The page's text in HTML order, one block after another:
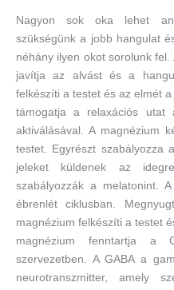
Nagyon sok oka lehet
szükségünk a jobb hangulat
néhány ilyen okot sorolunk
javítja az alvást és a
felkészíti a testet és az elmét
támogatja a relaxációs utat
aktiválásával. A magnézium
testet. Egyrészt szabályozza
jeleket küldenek az
szabályozzák a melatonint.
ébrenlét ciklusban.
magnézium felkészíti a testet
magnézium fenntartja a
szervezetben. A GABA a
neurotranszmitter, amely